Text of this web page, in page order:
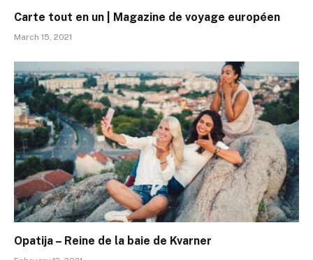
Carte tout en un | Magazine de voyage européen
March 15, 2021
Opatija – Reine de la baie de Kvarner